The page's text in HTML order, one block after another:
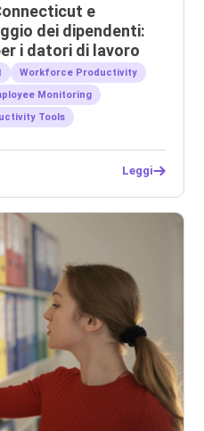
e
dei dipendenti:
i datori di lavoro
Workforce Productivity
Monitoring
Tools
Leggi